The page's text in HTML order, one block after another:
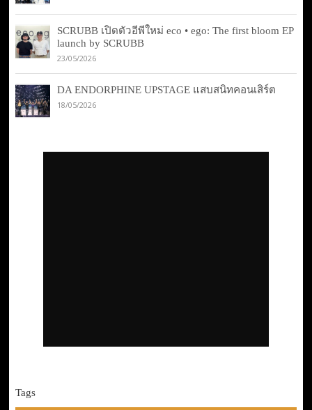
SCRUBB เปิดตัวอีพีใหม่ eco • ego: The first bloom EP
launch by SCRUBB
23/05/2026
DA ENDORPHINE UPSTAGE แสบสนิทคอนเสิร์ต
18/05/2026
Tags